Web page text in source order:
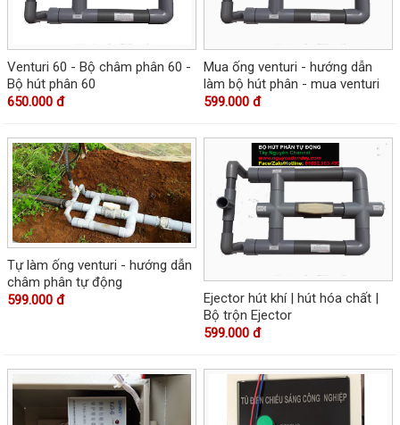
Venturi 60 - Bộ châm phân 60 -
Bộ hút phân 60
650.000 đ
Mua ống venturi - hướng dẫn
làm bộ hút phân - mua venturi
599.000 đ
Tự làm ống venturi - hướng dẫn
châm phân tự động
599.000 đ
Ejector hút khí | hút hóa chất |
Bộ trộn Ejector
599.000 đ